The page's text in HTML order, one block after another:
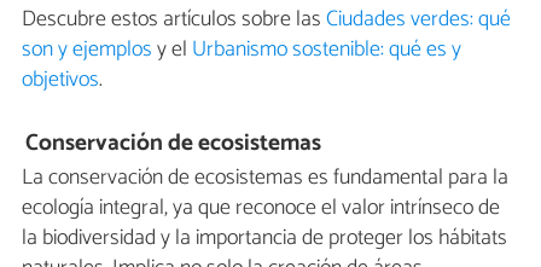
Descubre estos artículos sobre lasCiudades verdes: qué
son y ejemplosy el Urbanismo sostenible: qué es y
objetivos.
Conservación de ecosistemas
La conservación de ecosistemas es fundamental para la
ecología integral, ya que reconoce el valor intrínseco de
la biodiversidad y la importancia de proteger los hábitats